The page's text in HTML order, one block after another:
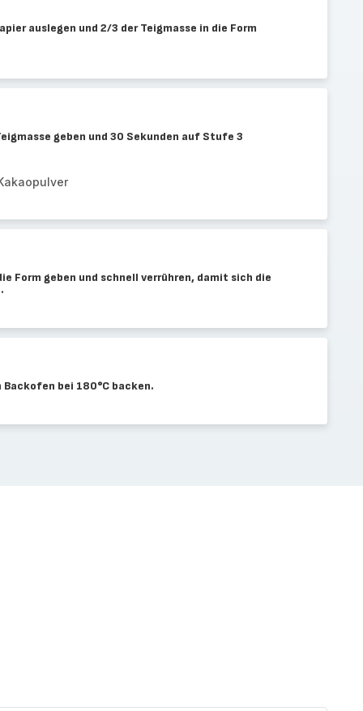
auslegen und 2/3 der Teigmasse in die Form
geben und 30 Sekunden auf Stufe 3
Form geben und schnell verrühren, damit sich die
bei 180°C backen.